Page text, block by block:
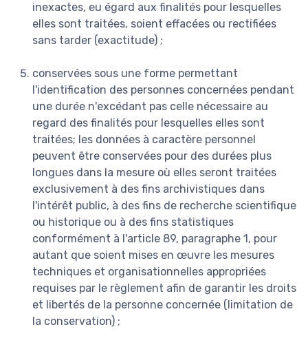
inexactes, eu égard aux finalités pour lesquelles
elles sont traitées, soient effacées ou rectifiées
sans tarder (exactitude) ;
conservées sous une forme permettant
l'identification des personnes concernées pendant
une durée n'excédant pas celle nécessaire au
regard des finalités pour lesquelles elles sont
traitées; les données à caractère personnel
peuvent être conservées pour des durées plus
longues dans la mesure où elles seront traitées
exclusivement à des fins archivistiques dans
l'intérêt public, à des fins de recherche scientifique
ou historique ou à des fins statistiques
conformément à l'article 89, paragraphe 1, pour
autant que soient mises en œuvre les mesures
techniques et organisationnelles appropriées
requises par le règlement afin de garantir les droits
et libertés de la personne concernée (limitation de
la conservation) ;